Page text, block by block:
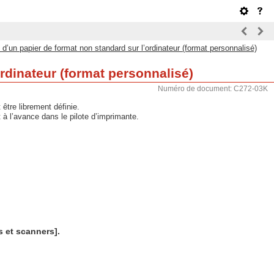
papier de format non standard sur l’ordinateur (format personnalisé)
(format personnalisé)
Numéro de document: C272-03K
librement définie.
l’avance dans le pilote d’imprimante.
et scanners].